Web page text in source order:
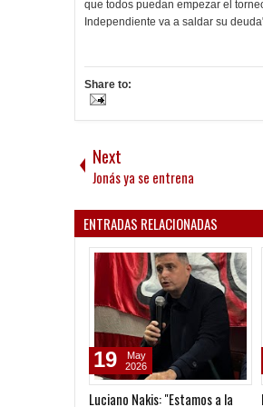
que todos puedan empezar el
Independiente va a saldar su
Share to:
Next
Jonás ya se entrena
ENTRADAS RELACIONADAS
Luciano Nakis: "Estamos a la
19
May
2026